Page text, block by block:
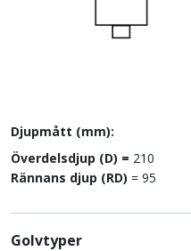
Djupmått (mm):
Överdelsdjup (D) = 210
Rännans djup (RD) = 95
Golvtyper